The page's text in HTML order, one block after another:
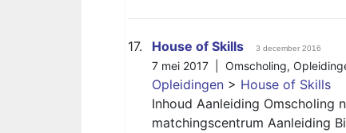
17. House of Skills 3 december 2016
7 mei 2017 | Omscholing,
Opleidingen > House of Skills
Inhoud Aanleiding Omscholing
matchingscentrum Aanleiding